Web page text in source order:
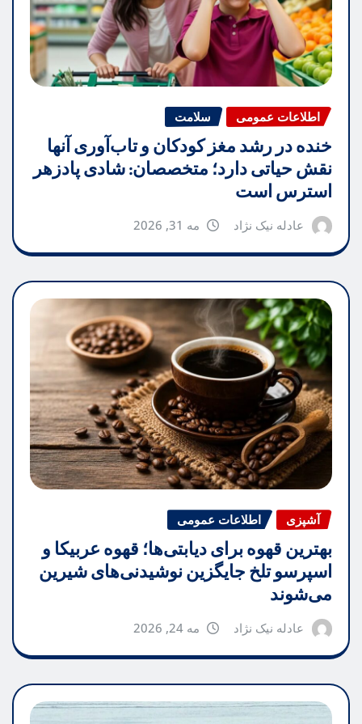
اطلاعات عمومی سلامت
خنده در رشد مغز کودکان و تاب‌آوری آنها
نقش حیاتی دارد؛ متخصصان: شادی پادزهر
استرس است
عادله نیک نژاد مه 31, 2026
آشپزی اطلاعات عمومی
بهترین قهوه برای دیابتی‌ها؛ قهوه عربیکا و
اسپرسو تلخ جایگزین نوشیدنی‌های شیرین
می‌شوند
عادله نیک نژاد مه 24, 2026